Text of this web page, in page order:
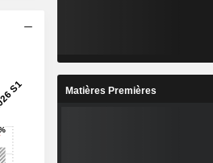
Matières Premières